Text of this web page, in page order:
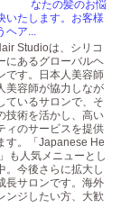
なたの髪のお悩
いたします。お客様
ヘア...
Studioは、シリコ
にあるグローバルヘ
です。日本人美容師
美容師が協力しなが
ているサロンで、そ
技術を活かし、高い
ィのサービスを提供
す。「Japanese He
も人気メニューとし
。今後さらに拡大し
長サロンです。海外
ンジしたい方、大歓